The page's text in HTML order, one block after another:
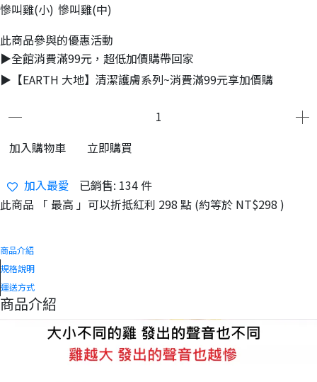
慘叫雞(小) 慘叫雞(中)
此商品參與的優惠活動
▶全館消費滿99元，超低加價購帶回家
▶【EARTH 大地】清潔護膚系列~消費滿99元享加價購
加入購物車 立即購買
加入最愛
已銷售: 134 件
此商品 「 最高 」可以折抵紅利 298 點 (約等於 NT$298 )
商品介紹
規格說明
運送方式
商品介紹